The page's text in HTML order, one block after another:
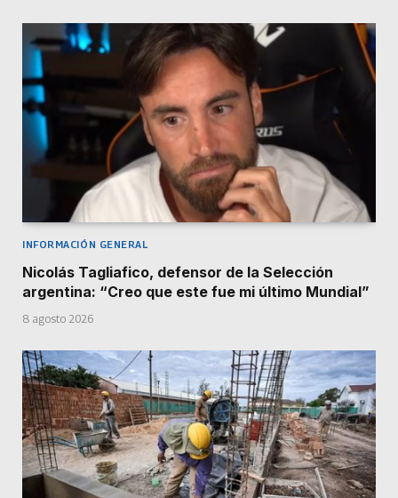
INFORMACIÓN GENERAL
Nicolás Tagliafico, defensor de la Selección
argentina: “Creo que este fue mi último Mundial”
8 agosto 2026